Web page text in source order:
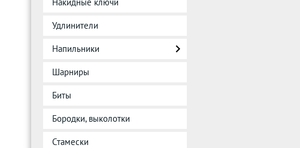
Удлинители
Напильники
Шарниры
Биты
Бородки, выколотки
Стамески